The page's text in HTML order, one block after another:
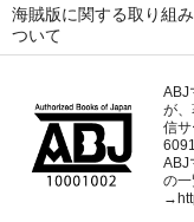
海賊版に関する取り組
ついて
ABJ
が
信
ABJ
の
→